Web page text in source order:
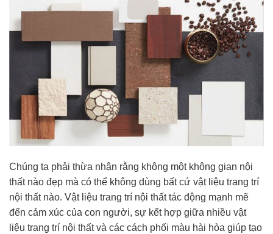
Chúng ta phải thừa nhận rằng không một không gian nội
thất nào đẹp mà có thể không dùng bất cứ vật liệu trang trí
nội thất nào. Vật liệu trang trí nội thất tác động mạnh mẽ
đến cảm xúc của con người, sự kết hợp giữa nhiều vật
liệu trang trí nội thất và các cách phối màu hài hòa giúp tạo